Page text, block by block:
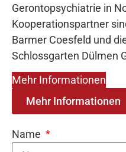
Gerontopsychiatrie in
Kooperationspartner
Barmer Coesfeld und
Schlossgarten Dülmen
Mehr Informationen
Mehr Informationen
Name